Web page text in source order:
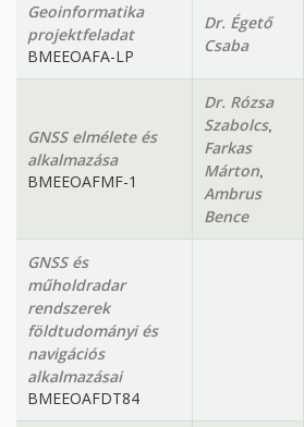
Geoinformatika
projektfeladat
BMEEOAFA-LP
Dr. Égető
Csaba
GNSS elmélete és
alkalmazása
BMEEOAFMF-1
Dr. Rózsa
Szabolcs,
Farkas
Márton
Ambrus
Bence
GNSS és
műholdradar
rendszerek
földtudományi és
navigációs
alkalmazásai
BMEEOAFDT84